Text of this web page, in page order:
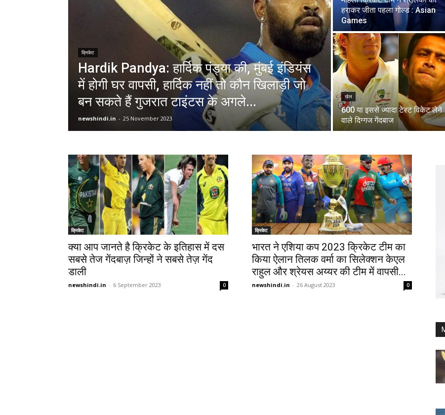
क्रिकेट
Hardik Pandya: हार्दिक पंड्या की, मुंबई इंडियंस
में होगी घर वापसी, हार्दिक नहीं तो कौन खिलाड़ी जो
बन सकते हैं गुजरात टाइंटस के अगले...
newshindi.in - 25 November 2023
हराकर जीता पहला गोल्ड : Asian
Games
खेल
600 या इससे ज्यादा टेस्ट विकेट लेने
वाले दिग्गज गेंदबाज
क्रिकेट
क्या आप जानते है क्रिकेट के इतिहास में दस
सबसे तेज गेंदबाज़ जिन्हों ने सबसे तेज़ गेंद
डाली
newshindi.in - 6 September 2023 0
क्रिकेट
भारत ने एशिया कप 2023 क्रिकेट टीम का
किया ऐलान तिलक वर्मा का सिलेक्शन केएल
राहुल और श्रेयस अय्यर की टीम में वापसी...
newshindi.in - 26 August 2023 0